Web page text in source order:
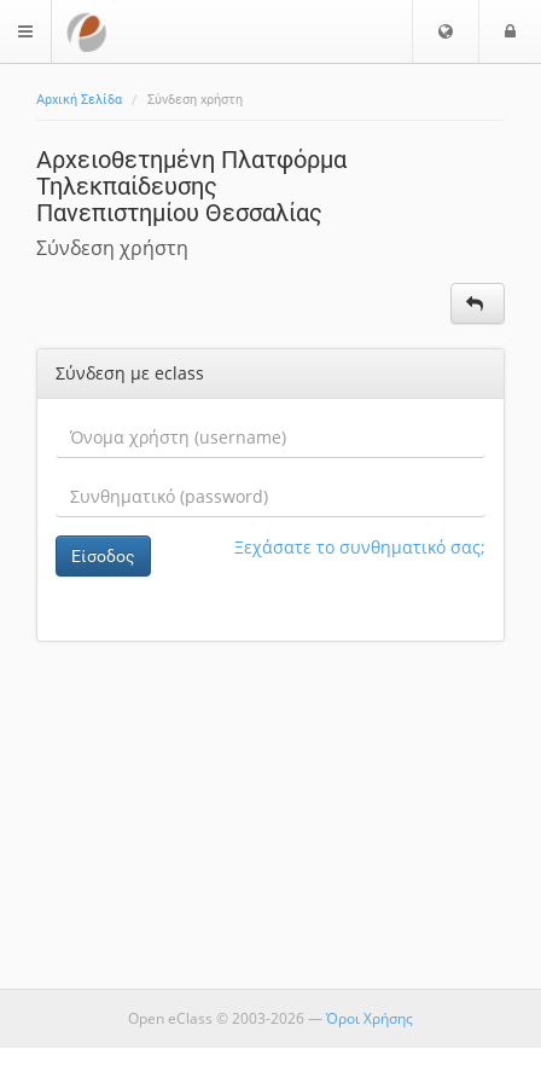
$langMenu
Επιλογή
Αρχική Σελίδα Σύνδεση χρήστη
Αρχειοθετημένη Πλατφόρμα
Τηλεκπαίδευσης
Πανεπιστημίου Θεσσαλίας
Σύνδεση χρήστη
Σύνδεση με eclass
Είσοδος Ξεχάσατε το συνθηματικό σας;
Open eClass © 2003-2026 —Όροι Χρήσης